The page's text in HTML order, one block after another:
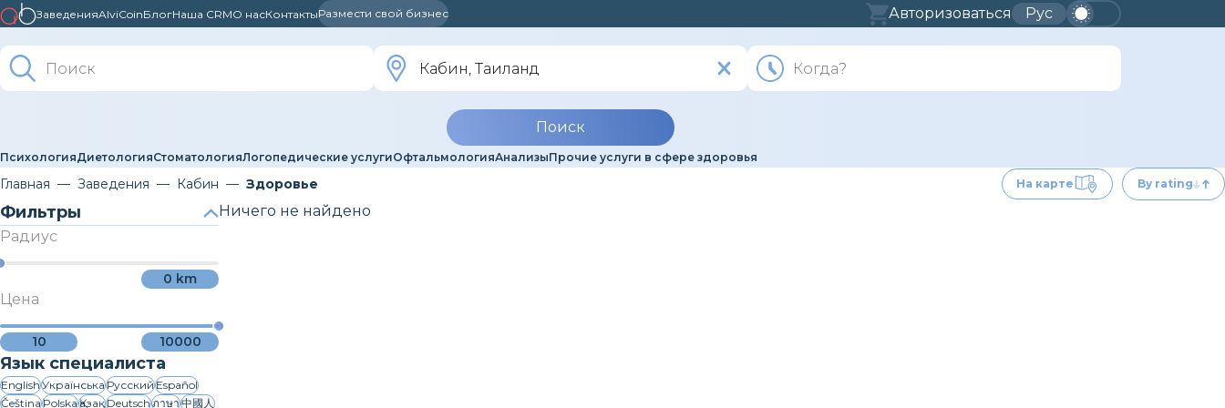
ЗаведенияAlviCoinБлогНаша CRMО насКонтактыРазмести свой бизнес Авторизоваться Рус
Поиск
ПсихологияДиетологияСтоматологияЛогопедические услугиОфтальмологияАнализыПрочие услуги в сфере здоровья
Главная Заведения Кабин Здоровье На карте By rating
Фильтры
Радиус
0 km
Цена
10 10000
Язык специалиста
EnglishУкраїнськаРусскийEspañol
ČeštinaPolskaҚазақDeutschภาษา中國人
Ничего не найдено